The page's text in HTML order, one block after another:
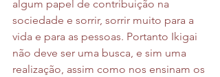
algum papel de contribuição na
sociedade e sorrir, sorrir muito para a
vida e para as pessoas. Portanto Ikigai
não deve ser uma busca, e sim uma
realização, assim como nos ensinam os